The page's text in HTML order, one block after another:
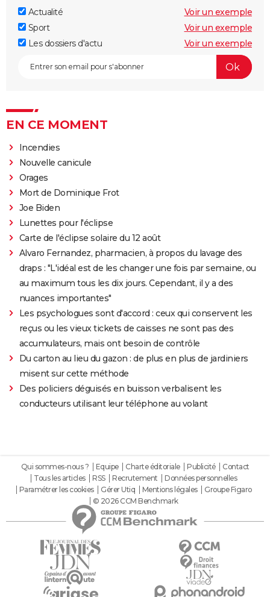
Actualité
Voir un exemple
Sport
Voir un exemple
Les dossiers d'actu
Voir un exemple
EN CE MOMENT
Incendies
Nouvelle canicule
Orages
Mort de Dominique Frot
Joe Biden
Lunettes pour l'éclipse
Carte de l'éclipse solaire du 12 août
Alvaro Fernandez, pharmacien, à propos du lavage des
draps : "L'idéal est de les changer une fois par semaine, ou
au maximum tous les dix jours. Cependant, il y a des
nuances importantes"
Les psychologues sont d'accord : ceux qui conservent les
reçus ou les vieux tickets de caisses ne sont pas des
accumulateurs, mais ont besoin de contrôle
Du carton au lieu du gazon : de plus en plus de jardiniers
misent sur cette méthode
Des policiers déguisés en buisson verbalisent les
conducteurs utilisant leur téléphone au volant
Qui sommes-nous ? Equipe Charte éditoriale Publicité
Contact
Tous les articles
RSS Recrutement
Données personnelles
Paramétrer les cookies
Gérer Utiq Mentions légales
Groupe Figaro
© 2026 CCM Benchmark